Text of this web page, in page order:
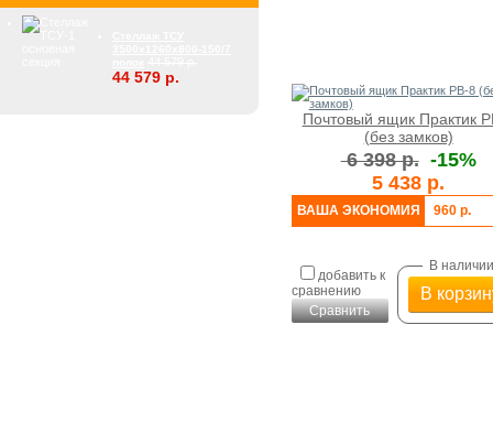
44 579 р.
Почтовый ящик Практик
(без замков)
6 398 р. -15%
5 438 р.
ВАША ЭКОНОМИЯ 960 р.
добавить к
сравнению
Сравнить
В наличии
В